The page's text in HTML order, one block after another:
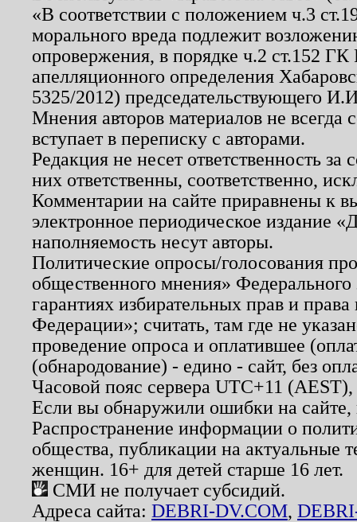
«В соответствии с положением ч.3
морального вреда подлежит
опровержения, в порядке ч.2 ст.152
апелляционного определения
5325/2012) председательствующего
Мнения авторов материалов не
вступает в переписку с авторами.
Редакция не несет ответственность
них ответственны, соответственно,
Комментарии на сайте приравнены к
электронное периодическое издание
наполняемость несут авторы.
Политические опросы/голосования
общественного мнения»
гарантиях избирательных прав и
Федерации»; считать, там где не
проведение опроса и оплатившее
(обнародование) - едино - сайт, без
Часовой пояс сервера UTC+11
Если вы обнаружили ошибки на
Распространение информации о
общества, публикации на актуальные
женщин. 16+ для детей старше 16 лет.
СМИ не получает субсидий.
Адреса сайта: DEBRI-DV.COM,